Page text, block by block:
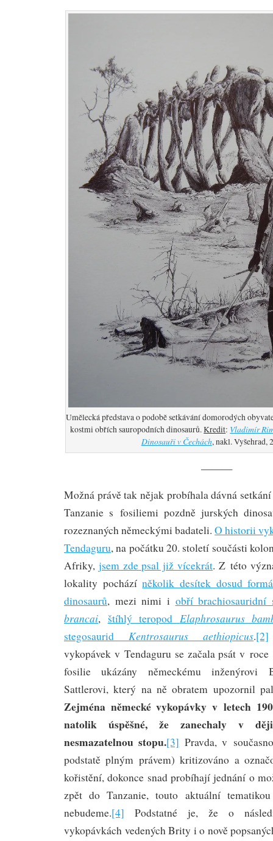
Umělecká představa o podobě setkávání domorodých
kostmi obřích sauropodních dinosaurů.Kredit: Vladimír
Dinosauři v Čechách, nakl. Vyšehrad,
———
Možná právě tak nějak probíhala dávná
Tanzanie s fosiliemi pozdně jurských
rozeznaných německými badateli.O historii
Tendaguru, na počátku 20. století součásti
Afriky, jsem zde psal již vícekrát. Z této
lokality pocházíněkolik desítek dosud
dinosaurů, mezi nimi i obří brachiosauridní
brancai, štíhlý teropod Elaphrosaurus
stegosauridKentrosaurus aethiopicus.[2]
vykopávek v Tendaguru se začala psát v
fosilie ukázány německému inženýrovi
Sattlerovi, který na ně obratem upozornil
Zejména německé vykopávky v letech
natolik úspěšné, že zanechaly v
nesmazatelnou stopu.[3] Pravda, v
podstatě plným právem) kritizováno a
kořistění, dokonce snad probíhají jednání o
zpět do Tanzanie, touto aktuální
nebudeme.[4] Podstatné je, že o
vykopávkách vedených Brity i o nově